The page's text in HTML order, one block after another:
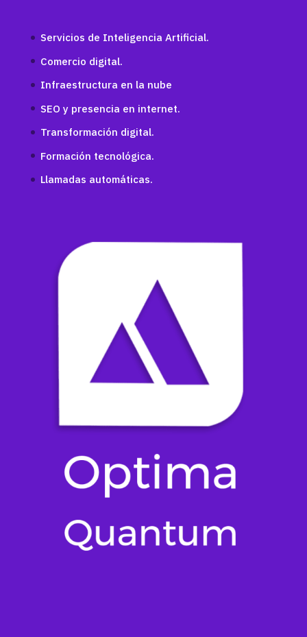
Servicios de Inteligencia Artificial.
Comercio digital.
Infraestructura en la nube
SEO y presencia en internet.
Transformación digital.
Formación tecnológica.
Llamadas automáticas.